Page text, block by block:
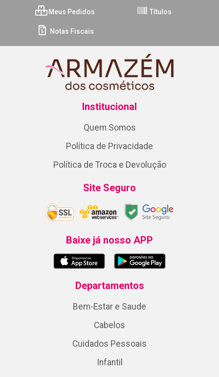
Meus Pedidos Títulos
Notas Fiscais
Institucional
Quem Somos
Política de Privacidade
Política de Troca e Devolução
Site Seguro
Baixe já nosso APP
Departamentos
Bem-Estar e Saude
Cabelos
Cuidados Pessoais
Infantil